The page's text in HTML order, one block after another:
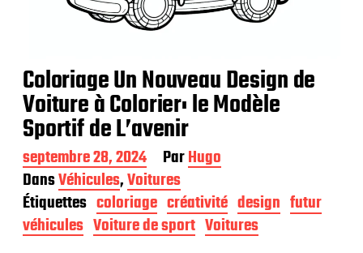
Coloriage Un Nouveau Design de
Voiture à Colorier: le Modèle
Sportif de L’avenir
D
a
t
e
d
e
septembre 28, 2024 ParHugo
DansVéhicules,Voitures
Étiquettes coloriage créativité design futur
véhicules Voiture de sport Voitures